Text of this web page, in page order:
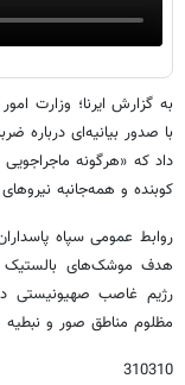
با صدور بیانیه‌ای درباره
داد که «هرگونه ماجراجویی
کوبنده و همه‌جانبه
روابط عمومی سپاه
هدف موشک‌های بالستیک
رژیم غاصب صهیونیستی
مظلوم مناطق صور و
310310